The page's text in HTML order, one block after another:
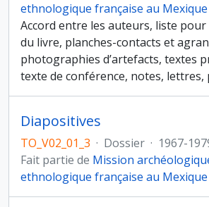
ethnologique française au Mexique
Accord entre les auteurs, liste
du livre, planches-contacts et
photographies d’artefacts, textes
texte de conférence, notes,
Diapositives
TO_V02_01_3 · Dossier · 1967-
Fait partie de Mission
ethnologique française au Mexique